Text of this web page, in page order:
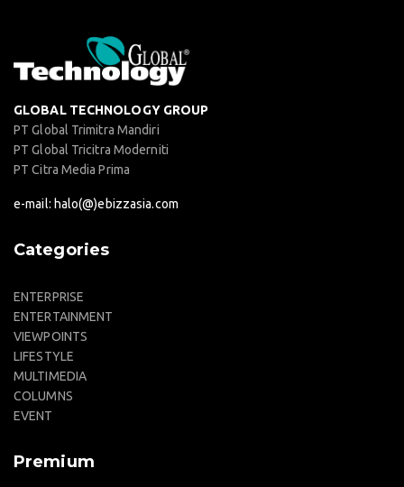
GLOBAL TECHNOLOGY GROUP
PT Global Trimitra Mandiri
PT Global Tricitra Moderniti
PT Citra Media Prima
e-mail: halo(@)ebizzasia.com
Categories
ENTERPRISE
ENTERTAINMENT
VIEWPOINTS
LIFESTYLE
MULTIMEDIA
COLUMNS
EVENT
Premium